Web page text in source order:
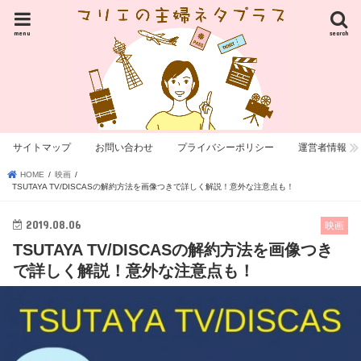
search
menu
サイトマップ お問い合わせ プライバシーポリシー 運営者情報
HOME
映画
TSUTAYA TV/DISCASの解約方法を画像つきで詳しく解説！意外な注意点も！
映画
2019.08.06
TSUTAYA TV/DISCASの解約方法を画像つき
で詳しく解説！意外な注意点も！